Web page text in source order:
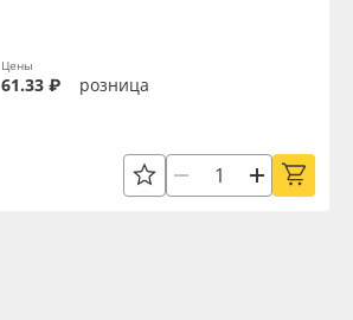
Цены
61.33 ₽ розница